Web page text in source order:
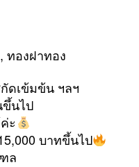
ทองฝาทอง
ดเข้มข้น ฯลฯ
นไป
ะ
บาทขึ้นไป
ล